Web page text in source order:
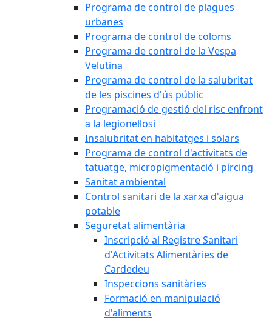
Programa de control de plagues
urbanes
Programa de control de coloms
Programa de control de la Vespa
Velutina
Programa de control de la salubritat
de les piscines d'ús públic
Programació de gestió del risc enfront
a la legionel·losi
Insalubritat en habitatges i solars
Programa de control d'activitats de
tatuatge, micropigmentació i pírcing
Sanitat ambiental
Control sanitari de la xarxa d'aigua
potable
Seguretat alimentària
Inscripció al Registre Sanitari
d'Activitats Alimentàries de
Cardedeu
Inspeccions sanitàries
Formació en manipulació
d'aliments